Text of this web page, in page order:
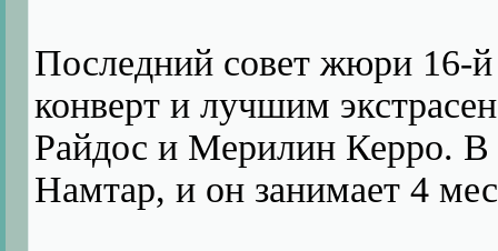
Последний совет жюри 16-й
конверт и лучшим
Райдос и Мерилин Керро. В
Намтар, и он занимает 4